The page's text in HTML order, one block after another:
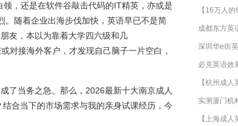
，还是在软件谷敲击代码的IT精英，亦或是
随着企业出海步伐加快，英语早已不是简
友，本以为靠着大学四六级和几
对接海外客户，才发现自己脑子一片空白，
了当务之急。那么，2026最新十大南京成人
合当下的市场需求与我的亲身试课经历，今
成都东方英
深圳华e街